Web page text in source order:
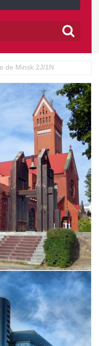
de Minsk 2J/1N